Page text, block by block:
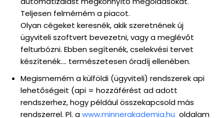
Teljesen felmérném a piacot.
Olyan cégeket keresnék, akik szeretnének új
ügyviteli szoftvert bevezetni, vagy a meglévőt
felturbózni. Ebben segítenék, cselekvési tervet
készítenék…. természetesen óradíj ellenében.
Megismerném a külföldi (ügyviteli) rendszerek api
lehetőségeit (api = hozzáférést ad adott
rendszerhez, hogy például összekapcsold más
rendszerrel. Pl. awww.minnerakademia.hu oldalam